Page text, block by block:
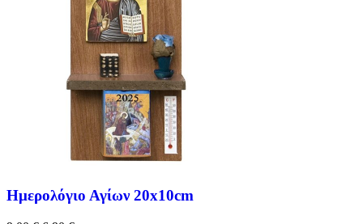
Ημερολόγιο Αγίων 20x10cm